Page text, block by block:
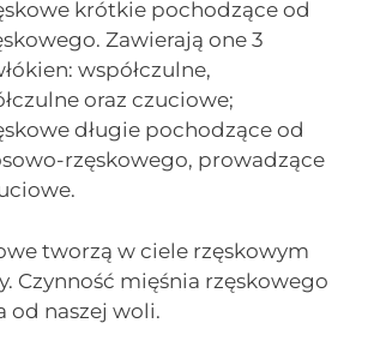
krótkie pochodzące od
Zawierają one 3
współczulne,
oraz czuciowe;
długie pochodzące od
rzęskowego, prowadzące
tworzą w ciele rzęskowym
Czynność mięśnia rzęskowego
od naszej woli.